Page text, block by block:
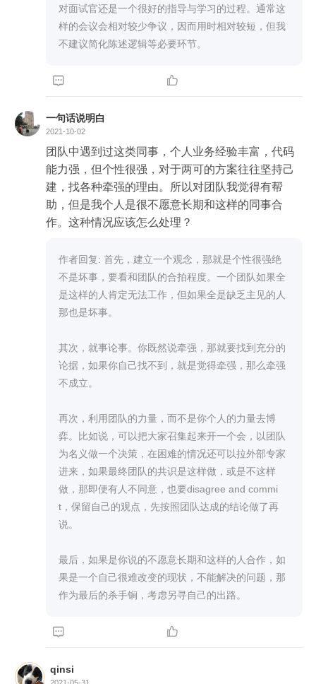
对面试官还是一个很好的指导与学习的过程。通常这
样的会议会相对较少争议，因而用时相对较短，但我
不建议简化陈述逻辑等必要环节。
 
一句话说明白
2021-10-02
团队中遇到过这类同事，个人业务经验丰富，代码
能力强，但个性很强，对于两可的方案往往坚持己
建，找各种牵强的理由。所以对团队我觉得有帮
助，但是我个人是很不愿意长期和这样的同事合
作。这种情况应该怎么处理？
作者回复: 首先，建立一个观念，那就是个性很强绝
不是坏事，要看和团队的合拍程度。一个团队如果全
是这样的人肯定无法工作，但如果全是缺乏主见的人
那也是坏事。
其次，就事论事。你既然说牵强，那就要找到充分的
论据，如果你自己找不到，就是觉得牵强，那么牵强
不成立。
再次，利用团队的力量，而不是你个人的力量去博
弈。比如说，可以把大家召集起来开一个会，以团队
为名义做一个决策，在困难的情况还可以拉外部专家
进来，如果最终团队的共识是这样做，或是不这样
做，那即便有人不同意，也要disagree and commi
t，保留自己的观点，先按照团队达成的结论做了再
说。
最后，如果是你说的不愿意长期和这样的人合作，如
果是一个自己很难改变的现状，不能解决的问题，那
作为最后的杀手锏，考虑另寻自己的出路。
 
qinsi